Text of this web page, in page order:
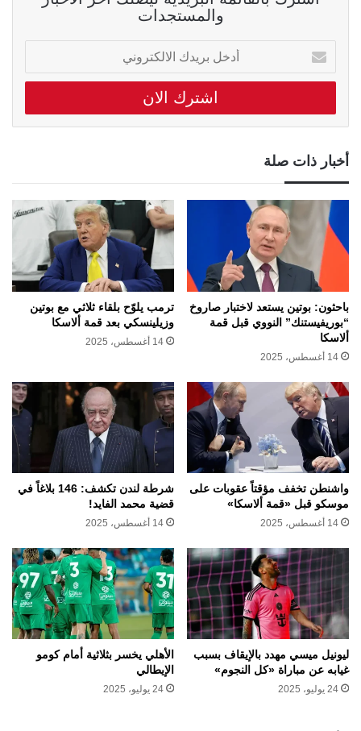
والمستجدات
أدخل
بريدك
الالكتروني
أخبار ذات صلة
باحثون: بوتين يستعد لاختبار صاروخ
“بوريفيستنك” النووي قبل قمة
ألاسكا
14 أغسطس، 2025
ترمب يلوّح بلقاء ثلاثي مع بوتين
وزيلينسكي بعد قمة ألاسكا
14 أغسطس، 2025
واشنطن تخفف مؤقتاً عقوبات على
موسكو قبل «قمة ألاسكا»
14 أغسطس، 2025
شرطة لندن تكشف: 146 بلاغاً في
قضية محمد الفايد!
14 أغسطس، 2025
ليونيل ميسي مهدد بالإيقاف بسبب
غيابه عن مباراة «كل النجوم»
24 يوليو، 2025
الأهلي يخسر بثلاثية أمام كومو
الإيطالي
24 يوليو، 2025